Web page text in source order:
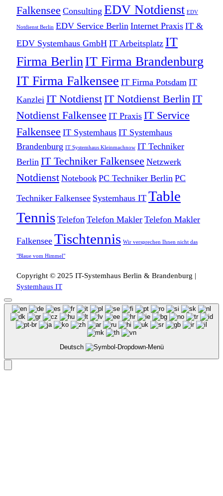
Falkensee Consulting EDV Notdienst EDV
Notdienst Berlin EDV Service Berlin Internet Praxis IT &
EDV Systemhaus GmbH IT Arbeitsplatz IT
Firma Berlin IT Firma Brandenburg
IT Firma Falkensee IT Firma Potsdam IT
Kanzlei IT NotdienstIT Notdienst Berlin IT
Notdienst Falkensee IT Praxis IT Service
Falkensee IT Systemhaus IT Systemhaus
Brandenburg IT Systemhaus Kleinmachnow IT Techniker
Berlin IT Techniker Falkensee Netzwerk
Notdienst Notebook PC Techniker Berlin PC
Techniker Falkensee Systemhaus IT Table
Tennis Telefon Telefon Makler Telefon Makler
Falkensee Tischtennis Wir versprechen Ihnen nicht das
"Blaue vom Himmel"
Copyright © 2025 IT-Systemhaus Berlin & Brandenburg |
Systemhaus IT
Deutsch